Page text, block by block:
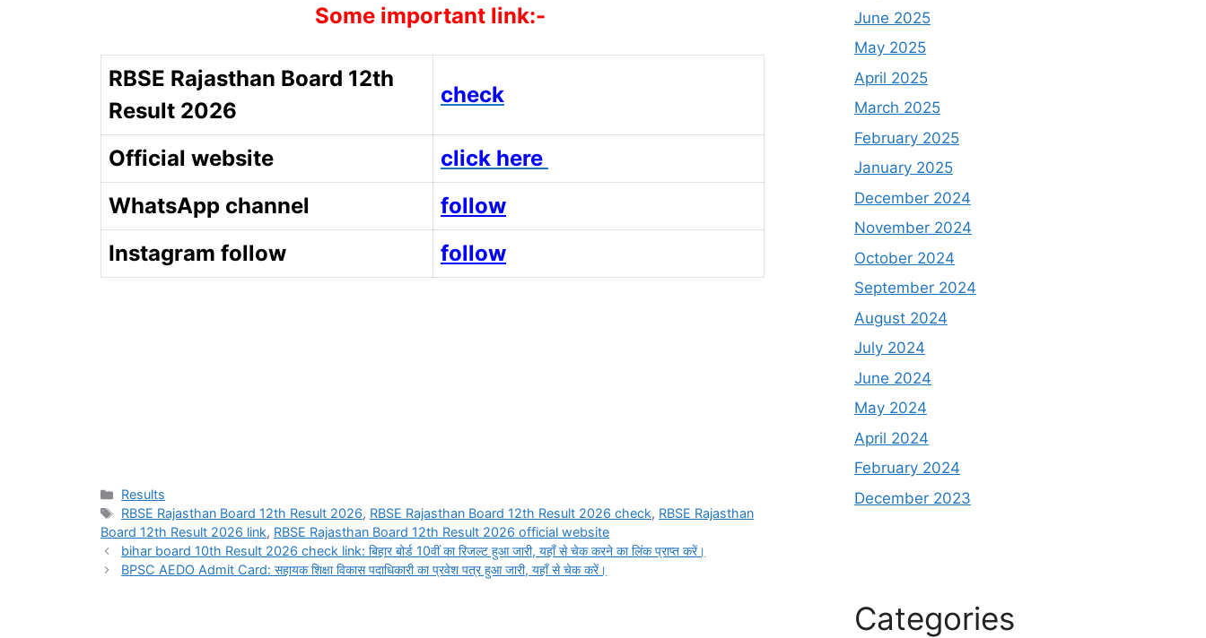
Some important link:-
RBSE Rajasthan Board 12th
Result 2026
check
Official website
click here
WhatsApp channel
follow
Instagram follow
follow
Categories
Results
Tags
RBSE Rajasthan Board 12th Result 2026, RBSE Rajasthan Board 12th Result 2026 check, RBSE Rajasthan
Board 12th Result 2026 link, RBSE Rajasthan Board 12th Result 2026 official website
bihar board 10th Result 2026 check link: बिहार बोर्ड 10वीं का रिजल्ट हुआ जारी, यहाँ से चेक करने का लिंक प्राप्त करें।
BPSC AEDO Admit Card: सहायक शिक्षा विकास पदाधिकारी का प्रवेश पत्र हुआ जारी, यहाँ से चेक करें।
June 2025
May 2025
April 2025
March 2025
February 2025
January 2025
December 2024
November 2024
October 2024
September 2024
August 2024
July 2024
June 2024
May 2024
April 2024
February 2024
December 2023
Categories